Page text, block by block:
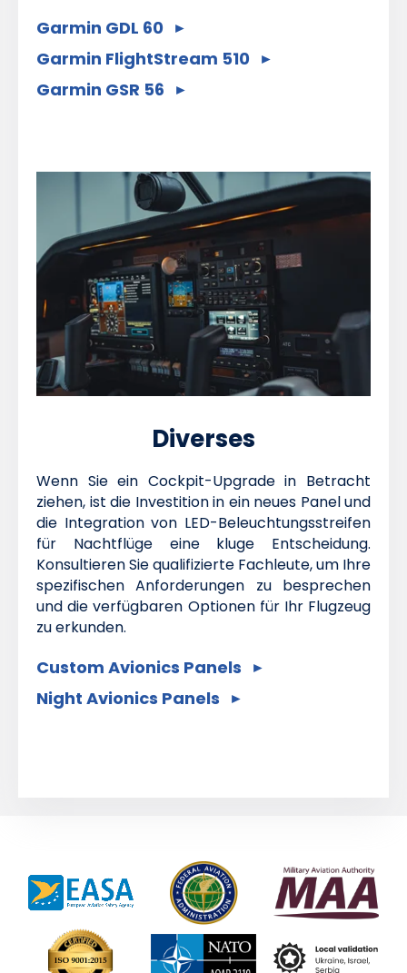
Garmin GDL 60
Garmin FlightStream 510
Garmin GSR 56
Diverses
Wenn Sie ein Cockpit-Upgrade in Betracht
ziehen, ist die Investition in ein neues Panel und
die Integration von LED-Beleuchtungsstreifen
für Nachtflüge eine kluge Entscheidung.
Konsultieren Sie qualifizierte Fachleute, um Ihre
spezifischen Anforderungen zu besprechen
und die verfügbaren Optionen für Ihr Flugzeug
zu erkunden.
Custom Avionics Panels
Night Avionics Panels